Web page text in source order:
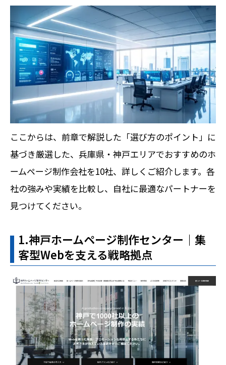
ここからは、前章で解説した「選び方のポイント」に
基づき厳選した、兵庫県・神戸エリアでおすすめのホ
ームページ制作会社を10社、詳しくご紹介します。各
社の強みや実績を比較し、自社に最適なパートナーを
見つけてください。
1.神戸ホームページ制作センター｜集
客型Webを支える戦略拠点